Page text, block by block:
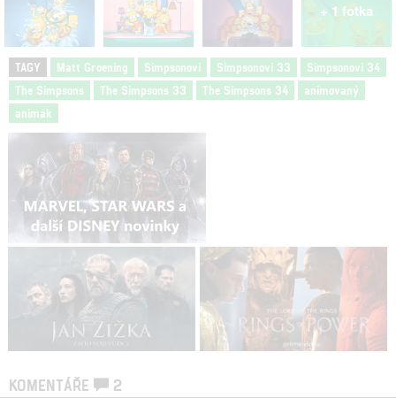
+ 1 fotka
TAGY Matt Groening Simpsonovi Simpsonovi 33
Simpsonovi 34
The Simpsons
The Simpsons 33 The Simpsons 34
animovaný
animák
KOMENTÁŘE 2